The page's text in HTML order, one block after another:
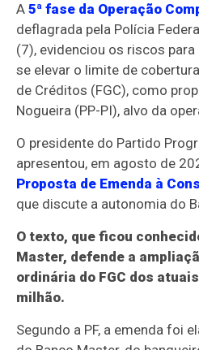
A5ª fase da Operação
deflagrada pela Polícia
(7), evidenciou os riscos
se elevar o limite de
de Créditos (FGC), como
Nogueira (PP-PI), alvo da
O presidente do Partido
apresentou, em agosto de
Proposta de Emenda à
que discute a autonomia do
O texto, que ficou
Master, defende a
ordinária do FGC dos
milhão.
Segundo a PF, a emenda foi